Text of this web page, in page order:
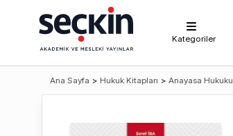
Kategoriler
Ana Sayfa > Hukuk Kitapları > Anayasa Hukuku